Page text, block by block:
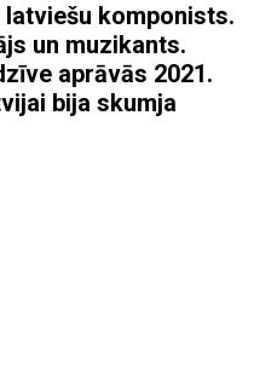
komponists.
un muzikants.
aprāvās 2021.
bija skumja